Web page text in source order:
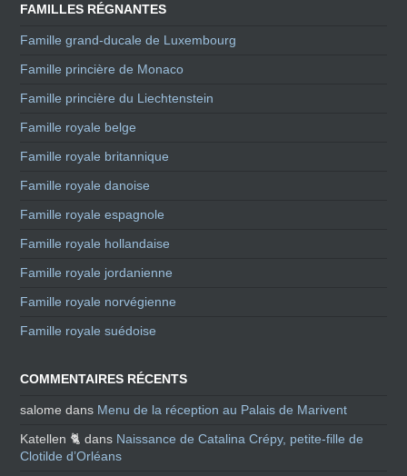
FAMILLES RÉGNANTES
Famille grand-ducale de Luxembourg
Famille princière de Monaco
Famille princière du Liechtenstein
Famille royale belge
Famille royale britannique
Famille royale danoise
Famille royale espagnole
Famille royale hollandaise
Famille royale jordanienne
Famille royale norvégienne
Famille royale suédoise
COMMENTAIRES RÉCENTS
salome dans Menu de la réception au Palais de Marivent
Katellen 🐈 dans Naissance de Catalina Crépy, petite-fille de
Clotilde d’Orléans